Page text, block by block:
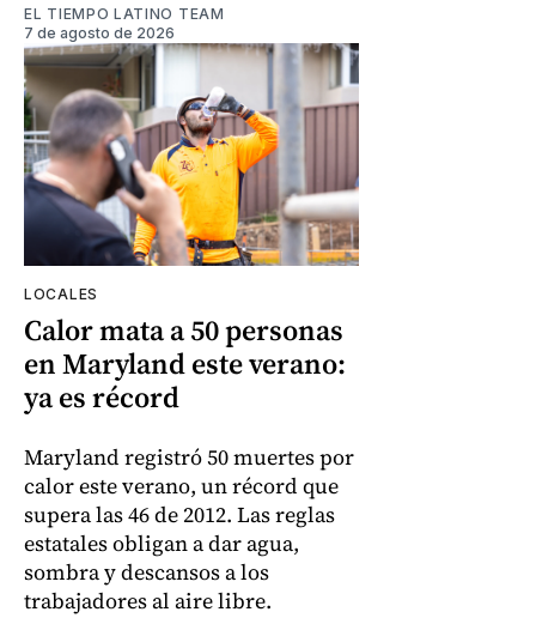
EL TIEMPO LATINO TEAM
7 de agosto de 2026
LOCALES
Calor mata a 50 personas
en Maryland este verano:
ya es récord
Maryland registró 50 muertes por
calor este verano, un récord que
supera las 46 de 2012. Las reglas
estatales obligan a dar agua,
sombra y descansos a los
trabajadores al aire libre.